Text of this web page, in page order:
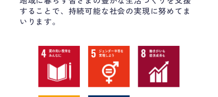
することで、持続可能な社会の実現に努めてま
いります。